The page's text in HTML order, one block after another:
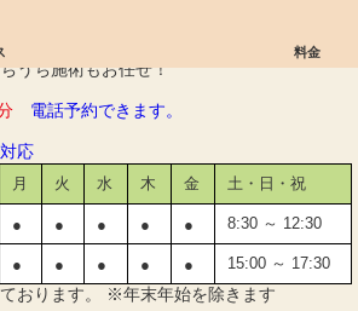
西口接骨院
うち施術もお任せ！
電話予約できます。
応
月 火 水 木 金 土・日・祝
● ● ● ● ● 8:30 ～ 12:30
● ● ● ● ● 15:00 ～ 17:30
おります。 ※年末年始を除きます
料金